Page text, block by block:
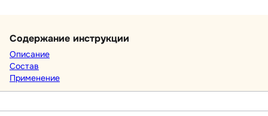
Содержание инструкции
Описание
Состав
Применение